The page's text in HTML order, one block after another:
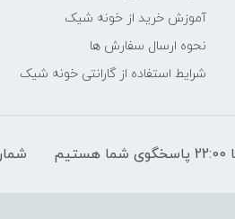
آموزش خرید از خونه شیک
نحوه ارسال سفارش ها
شرایط استفاده از گارانتی خونه شیک